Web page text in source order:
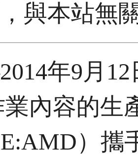
與本站無
年9月
業內容的生
）